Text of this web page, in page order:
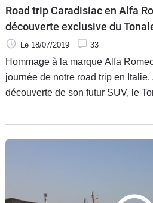
Road trip Caradisiac en Alfa
découverte exclusive du
Alfa Romeo
Le 18/07/2019 33
Hommage à la marque Alfa
journée de notre road trip en
découverte de son futur SUV, le
l'avenir d'Alfa Romeo tout en